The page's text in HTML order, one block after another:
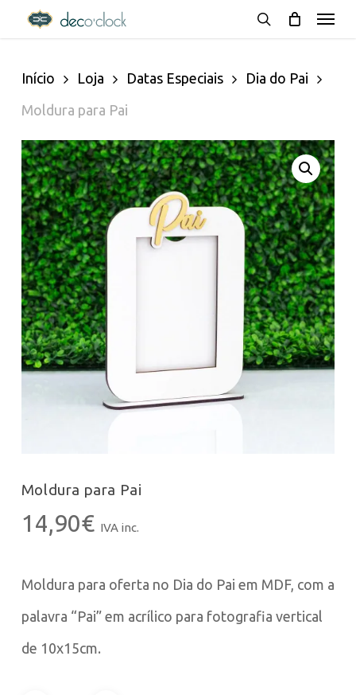
decoclock.pt
main
content
Menu
Início Loja Datas Especiais
Dia do Pai
Moldura para Pai
Moldura para Pai
14,90€ IVA inc.
Moldura para oferta no Dia do Pai em MDF, com a
palavra “Pai” em acrílico para fotografia vertical
de 10x15cm.